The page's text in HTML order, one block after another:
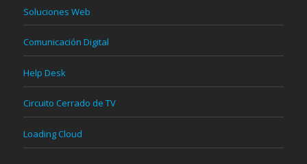
Soluciones Web
Comunicación Digital
Help Desk
Circuito Cerrado de TV
Loading Cloud